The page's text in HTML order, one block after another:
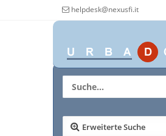
helpdesk@nexusfi.it
Erweiterte Suche